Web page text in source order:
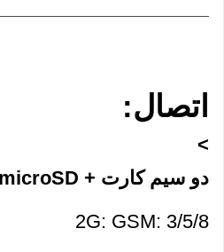
اتصال:
>
دو سیم کارت + microSD
2G: GSM: 3/5/8